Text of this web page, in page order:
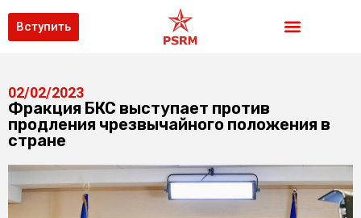
Вступить
02/02/2023
Фракция БКС выступает против
продления чрезвычайного положения в
стране